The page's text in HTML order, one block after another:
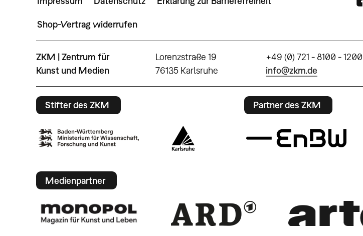
Shop-Vertrag widerrufen
ZKM | Zentrum für
Kunst und Medien
Lorenzstraße 19
76135 Karlsruhe
+49 (0) 721 - 8100 - 1200
info@zkm.de
Stifter des ZKM Partner des ZKM
Medienpartner